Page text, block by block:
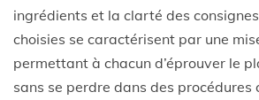
ingrédients et la clarté des
choisies se caractérisent par une
permettant à chacun d’éprouver le
sans se perdre dans des procédures